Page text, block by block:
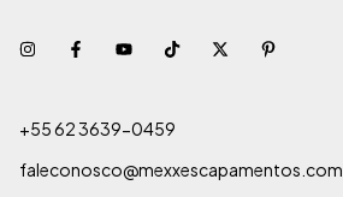
+55 62 3639-0459
faleconosco@mexxescapamentos.com